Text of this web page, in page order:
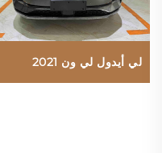
لي أيدول لي ون 2021